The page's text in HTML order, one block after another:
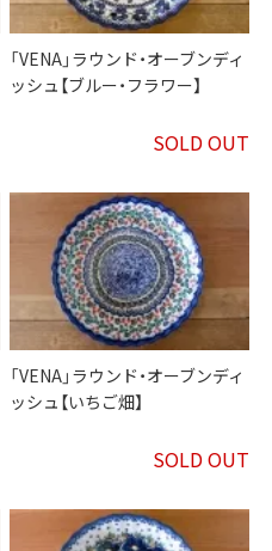
「VENA」ラウンド・オーブンディ
ッシュ【ブルー・フラワー】
SOLD OUT
「VENA」ラウンド・オーブンディ
ッシュ【いちご畑】
SOLD OUT